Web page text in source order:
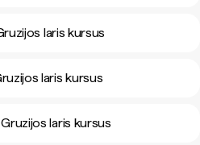
laris kursus
laris kursus
laris kursus